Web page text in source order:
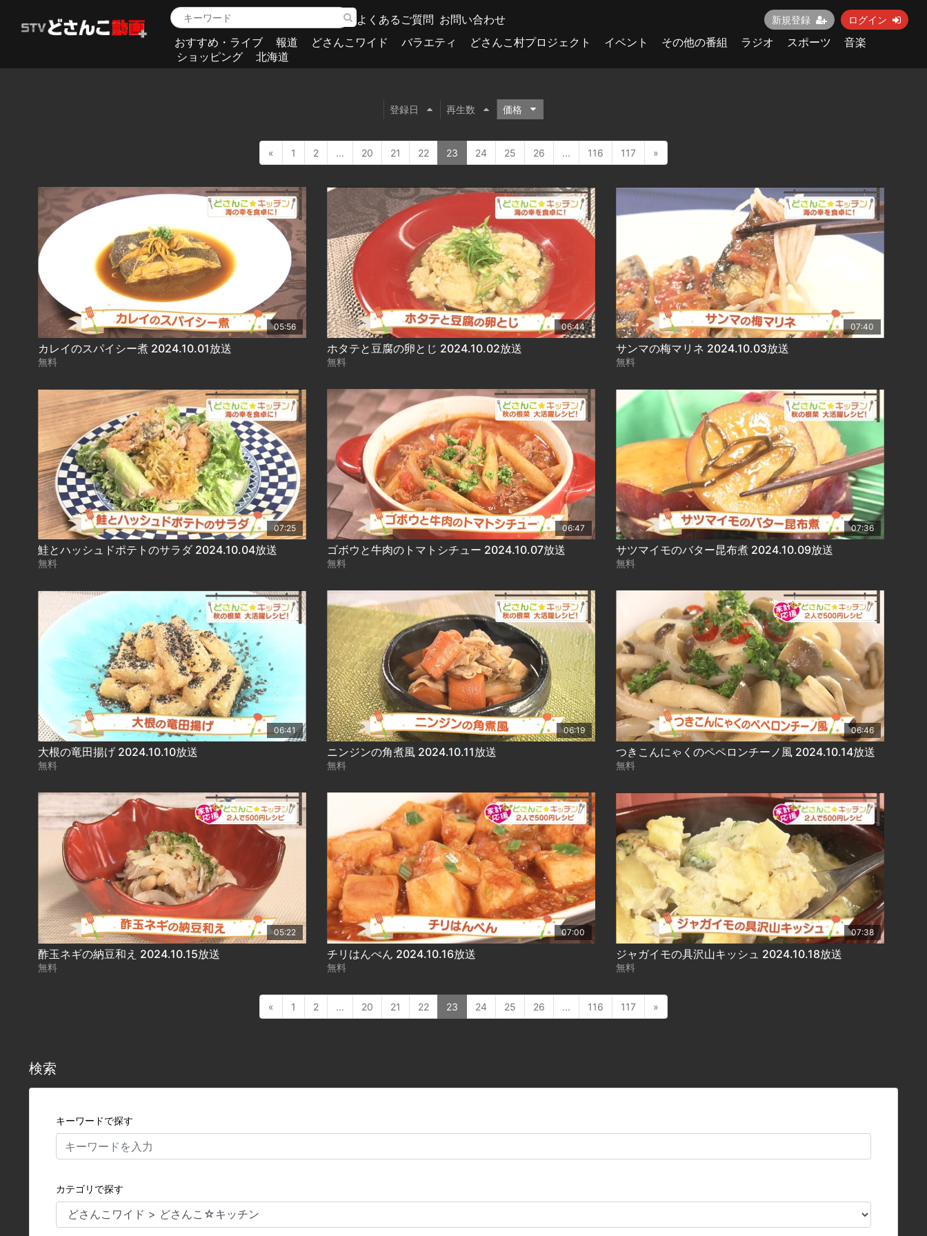
よくあるご質問 お問い合わせ 新規登録 ログイン
おすすめ・ライブ 報道 どさんこワイド バラエティ どさんこ村プロジェクト イベント その他の番組 ラジオ スポーツ
音楽
ショッピング
北海道
登録日 再生数 価格
« 1 2 ... 20 21 22 23 24 25 26 ... 116 117 »
05:56
カレイのスパイシー煮 2024.10.01放送
無料
06:44
ホタテと豆腐の卵とじ 2024.10.02放送
無料
07:40
サンマの梅マリネ 2024.10.03放送
無料
07:25
鮭とハッシュドポテトのサラダ 2024.10.04放送
無料
06:47
ゴボウと牛肉のトマトシチュー 2024.10.07放送
無料
07:36
サツマイモのバター昆布煮 2024.10.09放送
無料
06:41
大根の竜田揚げ 2024.10.10放送
無料
06:19
ニンジンの角煮風 2024.10.11放送
無料
06:46
つきこんにゃくのペペロンチーノ風 2024.10.14放送
無料
05:22
酢玉ネギの納豆和え 2024.10.15放送
無料
07:00
チリはんぺん 2024.10.16放送
無料
07:38
ジャガイモの具沢山キッシュ 2024.10.18放送
無料
« 1 2 ... 20 21 22 23 24 25 26 ... 116 117 »
検索
キーワードで探す
カテゴリで探す